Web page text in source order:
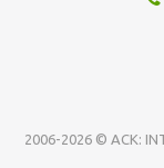
2006-2026 © АСК: